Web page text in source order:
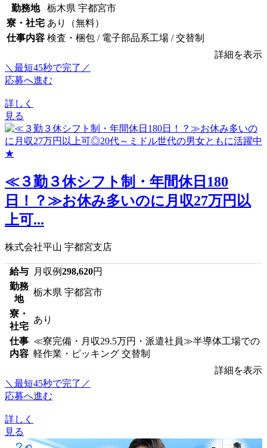
勤務地
栃木県 宇都宮市
寮・社宅 あり（無料）
仕事内容 検査・梱包 / 電子部品系工場 / 交替制
詳細を表示
＼最短45秒で完了／
応募へ進む
詳しく
見る
≪３勤３休シフト制・年間休日180
日！？≫お休み多いのに月収27万円以
上可...
株式会社平山 宇都宮支店
給与 月収例298,620円
勤務
地
栃木県 宇都宮市
寮・
社宅
あり
仕事
内容
≪寮完備・月収29.5万円・派遣社員≫半導体工場での
軽作業・ピッキング 交替制
詳細を表示
＼最短45秒で完了／
応募へ進む
詳しく
見る